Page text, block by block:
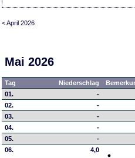
< April 2026
Mai 2026
Tag Niederschlag
01.
-
02.
-
03.
-
04.
-
05.
-
06.
4,0